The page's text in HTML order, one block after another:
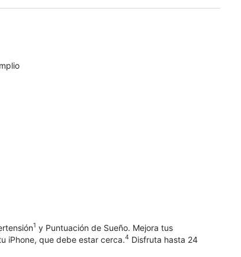
1 y Puntuación de Sueño. Mejora tus
iPhone, que debe estar cerca.4 Disfruta hasta 24